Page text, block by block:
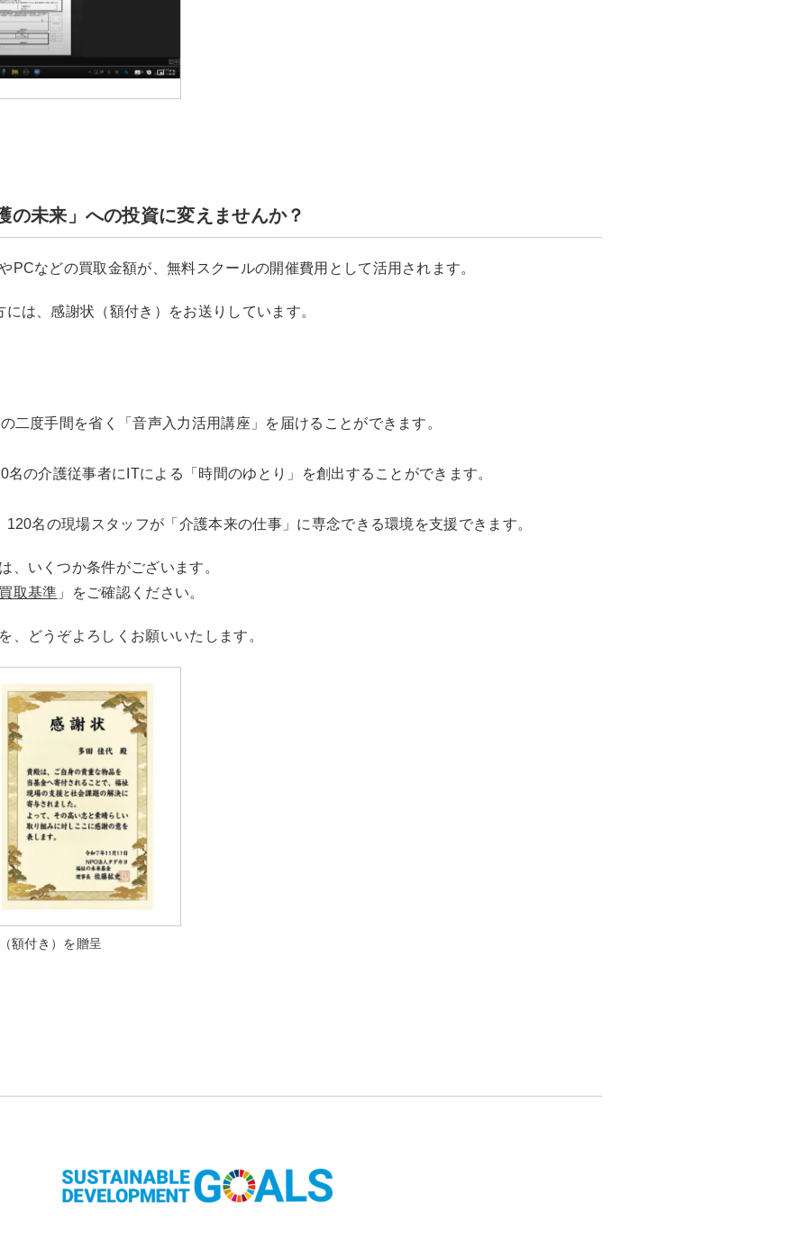
の未来」への投資に変えませんか？
PCなどの買取金額が、無料スクールの開催費用として活用されます。
は、感謝状（額付き）をお送りしています。
二度手間を省く「音声入力活用講座」を届けることができます。
の介護従事者にITによる「時間のゆとり」を創出することができます。
名の現場スタッフが「介護本来の仕事」に専念できる環境を支援できます。
いくつか条件がございます。
取基準 」をご確認ください。
、どうぞよろしくお願いいたします。
額付き）を贈呈